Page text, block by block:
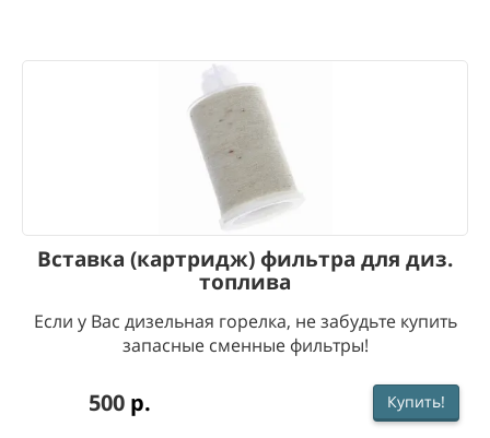
Вставка (картридж) фильтра для диз.
топлива
Если у Вас дизельная горелка, не забудьте купить
запасные сменные фильтры!
500 р. Купить!